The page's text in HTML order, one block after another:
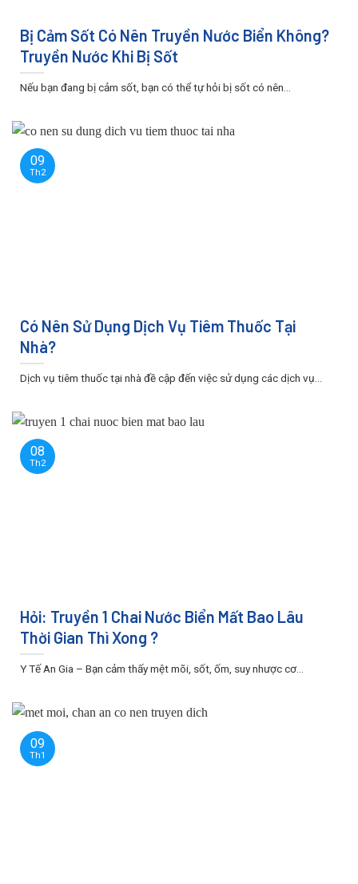
Bị Cảm Sốt Có Nên Truyền Nước Biển Không?
Truyền Nước Khi Bị Sốt
Nếu bạn đang bị cảm sốt, bạn có thể tự hỏi bị sốt có nên...
Có Nên Sử Dụng Dịch Vụ Tiêm Thuốc Tại
Nhà?
Dịch vụ tiêm thuốc tại nhà đề cập đến việc sử dụng các dịch vụ...
09
Th2
Hỏi: Truyền 1 Chai Nước Biển Mất Bao Lâu
Thời Gian Thì Xong ?
Y Tế An Gia – Bạn cảm thấy mệt mõi, sốt, ốm, suy nhược cơ...
08
Th2
09
Th1